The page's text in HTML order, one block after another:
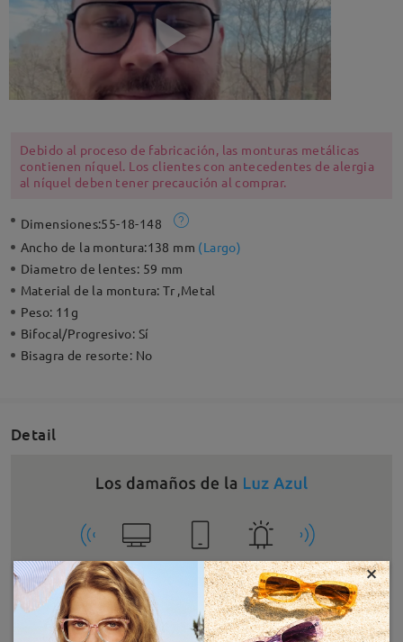
Debido al proceso de fabricación, las monturas metálicas
contienen níquel. Los clientes con antecedentes de alergia
al níquel deben tener precaución al comprar.
Dimensiones:55-18-148
Ancho de la montura:138 mm (Largo)
Diametro de lentes: 59 mm
Material de la montura:Tr ,Metal
Peso: 11g
Bifocal/Progresivo: Sí
Bisagra de resorte: No
Detail
×